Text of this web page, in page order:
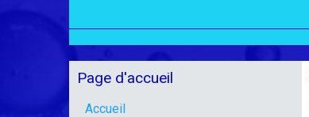
Page d'accueil
Accueil